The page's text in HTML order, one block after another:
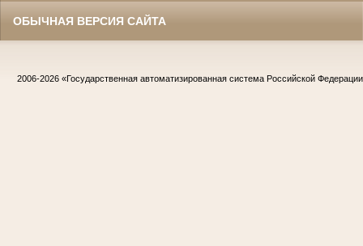
ОБЫЧНАЯ ВЕРСИЯ САЙТА
2006-2026 «Государственная автоматизированная система Российской